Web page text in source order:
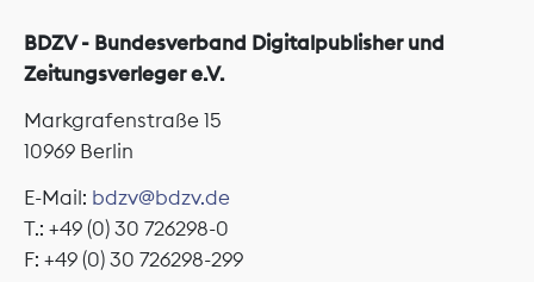
BDZV - Bundesverband Digitalpublisher und
Zeitungsverleger e.V.
Markgrafenstraße 15
10969 Berlin
E-Mail: bdzv@bdzv.de
T.: +49 (0) 30 726298-0
F: +49 (0) 30 726298-299